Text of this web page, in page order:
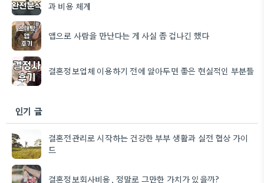
과 비용 체계
앱으로 사람을 만난다는 게 사실 좀 겁나긴 했다
결혼정보업체 이용하기 전에 알아두면 좋은 현실적인 부분들
인기 글
결혼전관리로 시작하는 건강한 부부 생활과 실전 협상 가이
드
결혼정보회사비용, 정말로 그만한 가치가 있을까?